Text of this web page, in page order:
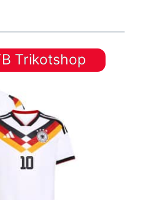
Trikotshop